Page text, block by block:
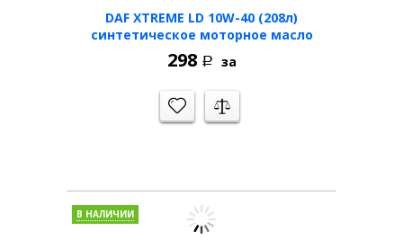
DAF XTREME LD 10W-40 (208л)
синтетическое моторное масло
298 Р за
В НАЛИЧИИ